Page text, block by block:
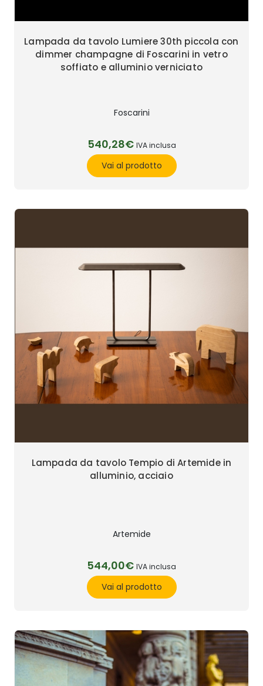
Lampada da tavolo Lumiere 30th piccola con
dimmer champagne di Foscarini in vetro
soffiato e alluminio verniciato
Foscarini
540,28€ IVA inclusa
Vai al prodotto
Lampada da tavolo Tempio di Artemide in
alluminio, acciaio
Artemide
544,00€ IVA inclusa
Vai al prodotto